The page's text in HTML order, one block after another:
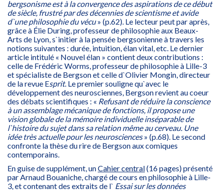
bergsonisme est à la convergence des aspirations de ce début
de siècle, frustré par des décennies de scientisme et avide
d`une philosophie du vécu» (p.62). Le lecteur peut par après,
grâce à Élie During, professeur de philosophie aux Beaux-
Arts de Lyon, s`initier à la pensée bergsonienne à travers les
notions suivantes : durée, intuition, élan vital, etc. Le dernier
article intitulé « Nouvel élan » contient deux contributions :
celle de Frédéric Worms, professeur de philosophie à Lille-3
et spécialiste de Bergson et celle d`Olivier Mongin, directeur
de la revue Esprit. Le premier souligne qu`avec le
développement des neurosciennes, Bergson revient au coeur
des débats scientifiques : « Refusant de réduire la conscience
à un assemblage mécanique de fonctions, il propose une
vision globale de la mémoire individuelle inséparable de
l`histoire du sujet dans sa relation même au cerveau. Une
idée très actuelle pour les neurosciences» (p.68). Le second
confronte la thèse du rire de Bergson aux comiques
contemporains.
En guise de supplément, unCahier central(16 pages) présenté
par Arnaud Bouaniche, chargé de cours en philosophie à Lille-
3, et contenant des extraits de l` Essai sur les données